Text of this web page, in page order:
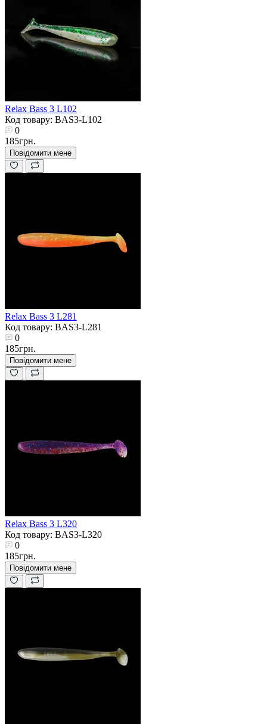
Relax Bass 3 L102
Код товару: BAS3-L102
0
185грн.
Повідомити мене
Relax Bass 3 L281
Код товару: BAS3-L281
0
185грн.
Повідомити мене
Relax Bass 3 L320
Код товару: BAS3-L320
0
185грн.
Повідомити мене